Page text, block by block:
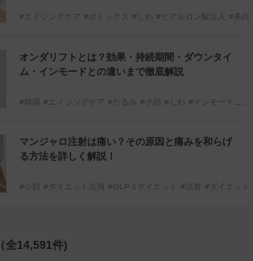
エイジングケア ヒアルロン酸注入
オンダリフトとは？効果・持続期間・ダウンタイ
ム・インモードとの違いまで徹底解説
エイジングケア たるみ 小顔 しわ
インモード
マンジャロ注射は痛い？その原因と痛みを和らげ
る方法を詳しく解説！
小顔 ダイエット点滴 GLP-1ダイエット
ダイエット
全14,591件)